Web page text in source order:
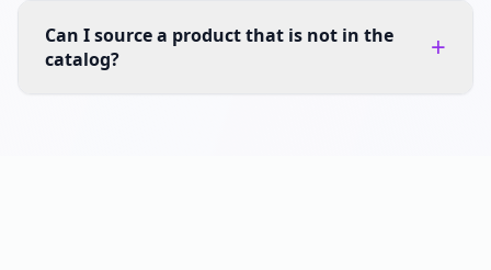
Can I source a product that is not in the
catalog?
+